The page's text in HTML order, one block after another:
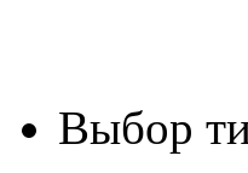
Выбор